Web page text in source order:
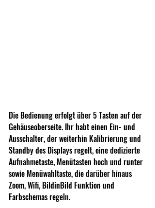
Die Bedienung erfolgt über 5 Tasten auf der
Gehäuseoberseite. Ihr habt einen Ein- und
Ausschalter, der weiterhin Kalibrierung und
Standby des Displays regelt, eine dedizierte
Aufnahmetaste, Menütasten hoch und runter
sowie Menüwahltaste, die darüber hinaus
Zoom, Wifi, BildinBild Funktion und
Farbschemas regeln.